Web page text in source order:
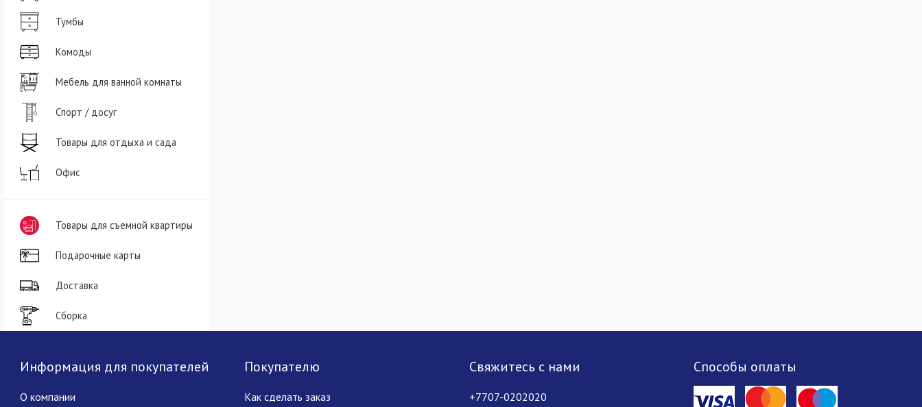
Тумбы
Комоды
Мебель для ванной комнаты
Спорт / досуг
Товары для отдыха и сада
Офис
Товары для съемной квартиры
Подарочные карты
Доставка
Сборка
Информация для покупателей
О компании
Покупателю
Как сделать заказ
Свяжитесь с нами
+7707-0202020
Способы оплаты